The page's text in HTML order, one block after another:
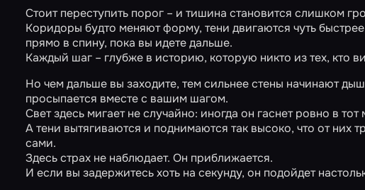
Стоит переступить порог – и тишина становится слишком
Коридоры будто меняют форму, тени двигаются чуть
прямо в спину, пока вы идете дальше.
Каждый шаг – глубже в историю, которую никто из тех, кто
Но чем дальше вы заходите, тем сильнее стены начинают
просыпается вместе с вашим шагом.
Свет здесь мигает не случайно: иногда он гаснет ровно в
А тени вытягиваются и поднимаются так высоко, что от них
сами.
Здесь страх не наблюдает. Он приближается.
И если вы задержитесь хоть на секунду, он подойдет